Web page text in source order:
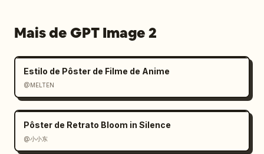
[Requisitos de Detalhe]
relações de bloco e hierarquia clara.
- Corpos hídricos usam azul claro de baixa
saturação.
Mais de GPT Image 2
Estilo de Pôster de Filme de Anime
@MELTEN
Pôster de Retrato Bloom in Silence
@小小东